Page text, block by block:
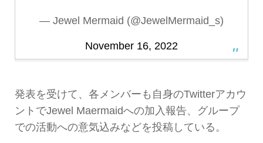
— Jewel Mermaid (@JewelMermaid_s)
November 16, 2022
発表を受けて、各メンバーも自身のTwitterアカウ
ントでJewel Maermaidへの加入報告、グループ
での活動への意気込みなどを投稿している。